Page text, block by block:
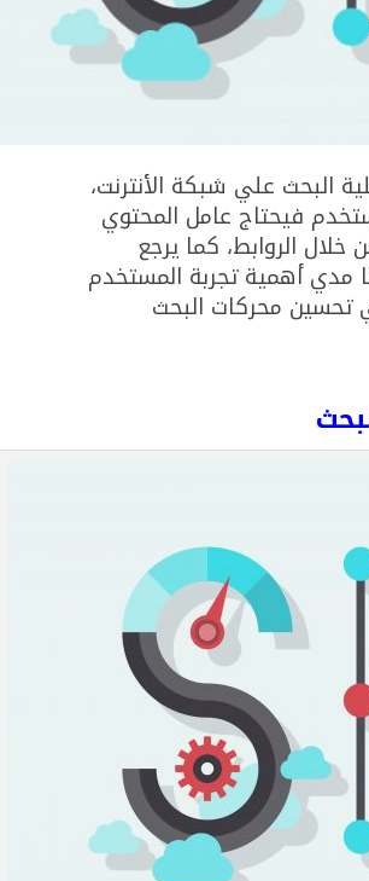
البحث علي شبكة الأنترنت،
فيحتاج عامل المحتوي
الروابط، كما يرجع
أهمية تجربة المستخدم
تحسين محركات البحث